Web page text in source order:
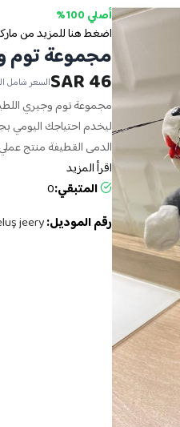
أصلي 100%
اضغط هنا للمزيد من
مجموعة توم
46 SAR السعر شامل
مجموعة توم وجيري
ليخدم احتياجك اليومي
الدمى القطيفة منتج
اقرأ المزيد
المتبقي:0
رقم الموديل:jeery